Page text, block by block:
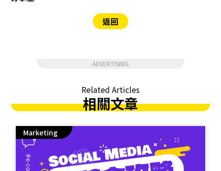
返回
ADVERTISING
Related Articles
相關文章
Marketing